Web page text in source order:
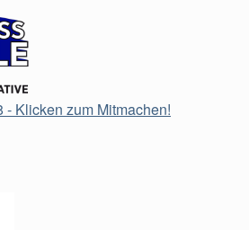
- Klicken zum Mitmachen!